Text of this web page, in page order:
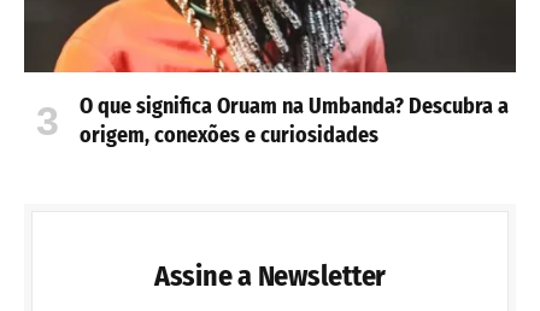
O que significa Oruam na Umbanda? Descubra a
origem, conexões e curiosidades
Assine a Newsletter